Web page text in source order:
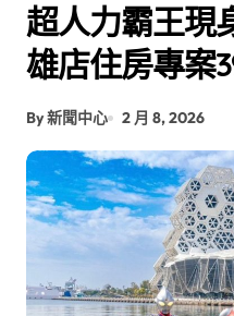
超人力霸王現
雄店住房專案
By 新聞中心 2 月 8, 2026